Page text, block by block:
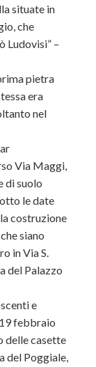
situate in
che
Ludovisi” –
pietra
era
nel
Via Maggi,
di suolo
le date
costruzione
siano
in Via S.
del Palazzo
e
febbraio
delle casette
del Poggiale,